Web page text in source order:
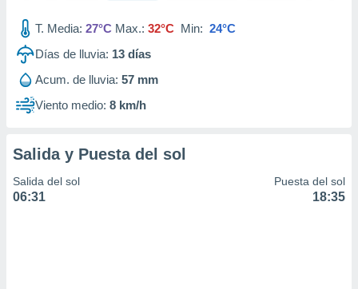
publicidad
de
1199
T. Media: 27°C Max.: 32°C Min: 24°C
Días de lluvia: 13 días
Acum. de lluvia: 57 mm
Viento medio: 8 km/h
Salida y Puesta del sol
Salida del sol
06:31
Puesta del sol
18:35